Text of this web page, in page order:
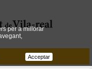
per a millorar
Acceptar